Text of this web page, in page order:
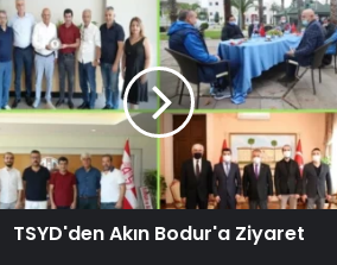
TSYD'den Akın Bodur'a Ziyaret